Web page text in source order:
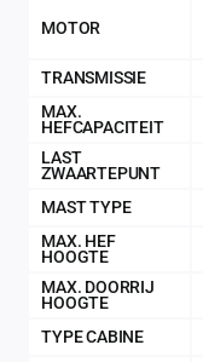
MOTOR
TRANSMISSIE
MAX.
HEFCAPACITEIT
LAST
ZWAARTEPUNT
MAST TYPE
MAX. HEF
HOOGTE
MAX. DOORRIJ
HOOGTE
TYPE CABINE